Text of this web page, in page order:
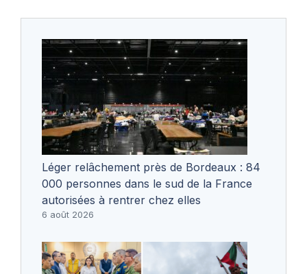
Léger relâchement près de Bordeaux : 84
000 personnes dans le sud de la France
autorisées à rentrer chez elles
6 août 2026